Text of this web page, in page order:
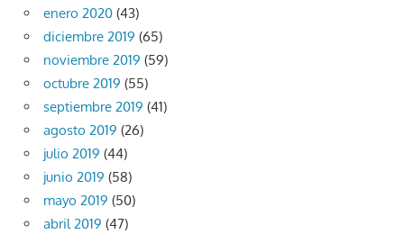
enero 2020 (43)
diciembre 2019 (65)
noviembre 2019 (59)
octubre 2019 (55)
septiembre 2019 (41)
agosto 2019 (26)
julio 2019 (44)
junio 2019 (58)
mayo 2019 (50)
abril 2019 (47)